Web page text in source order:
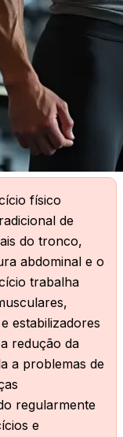
físico
de
do tronco,
abdominal e o
trabalha
estabilizadores
redução da
a problemas de
regularmente
e